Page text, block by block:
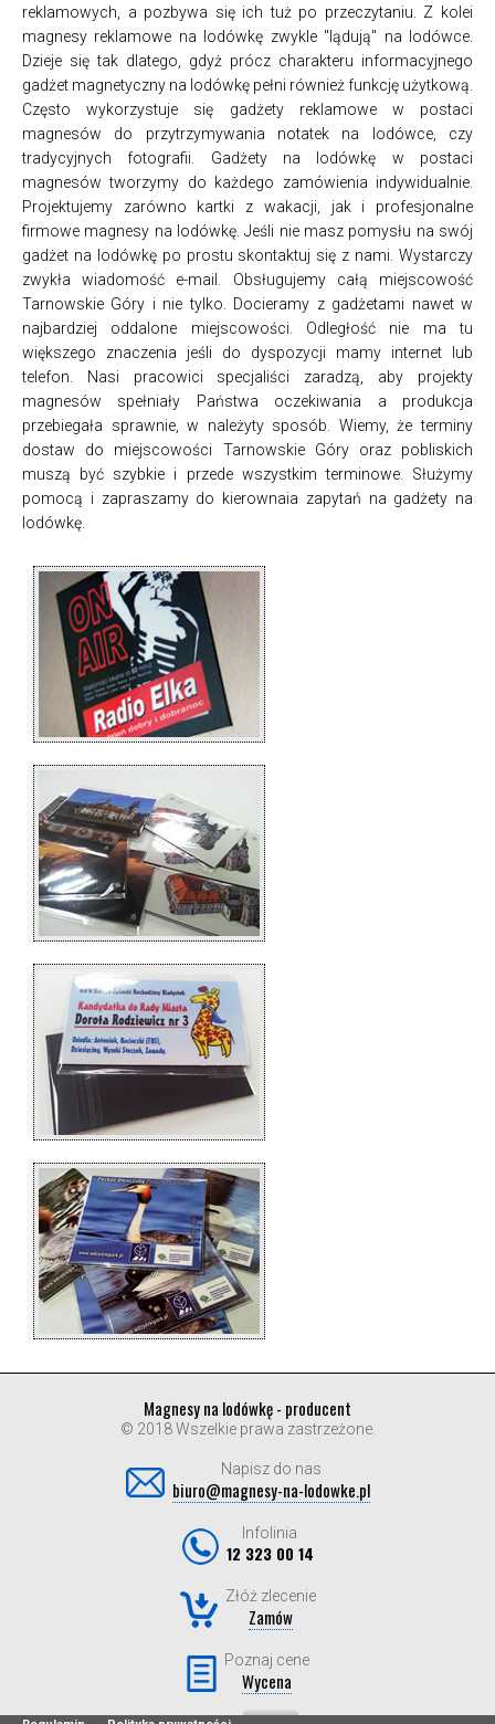
reklamowych, a pozbywa się ich tuż po przeczytaniu. Z kolei
magnesy reklamowe na lodówkę zwykle "lądują" na lodówce.
Dzieje się tak dlatego, gdyż prócz charakteru informacyjnego
gadżet magnetyczny na lodówkę pełni również funkcję użytkową.
Często wykorzystuje się gadżety reklamowe w postaci
magnesów do przytrzymywania notatek na lodówce, czy
tradycyjnych fotografii. Gadżety na lodówkę w postaci
magnesów tworzymy do każdego zamówienia indywidualnie.
Projektujemy zarówno kartki z wakacji, jak i profesjonalne
firmowe magnesy na lodówkę. Jeśli nie masz pomysłu na swój
gadżet na lodówkę po prostu skontaktuj się z nami. Wystarczy
zwykła wiadomość e-mail. Obsługujemy całą miejscowość
Tarnowskie Góry i nie tylko. Docieramy z gadżetami nawet w
najbardziej oddalone miejscowości. Odległość nie ma tu
większego znaczenia jeśli do dyspozycji mamy internet lub
telefon. Nasi pracowici specjaliści zaradzą, aby projekty
magnesów spełniały Państwa oczekiwania a produkcja
przebiegała sprawnie, w należyty sposób. Wiemy, że terminy
dostaw do miejscowości Tarnowskie Góry oraz pobliskich
muszą być szybkie i przede wszystkim terminowe. Służymy
pomocą i zapraszamy do kierownaia zapytań na gadżety na
lodówkę.
Magnesy na lodówkę - producent
© 2018 Wszelkie prawa zastrzeżone.
Napisz do nas
biuro@magnesy-na-lodowke.pl
Infolinia
12 323 00 14
Złóż zlecenie
Zamów
Poznaj cene
Wycena